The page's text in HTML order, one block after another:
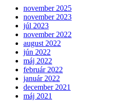
november 2025
november 2023
júl 2023
november 2022
august 2022
jún 2022
máj 2022
február 2022
január 2022
december 2021
máj 2021